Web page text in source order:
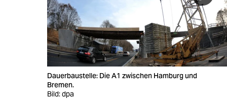
Dauerbaustelle: Die A1 zwischen Hamburg und
Bremen.
Bild: dpa